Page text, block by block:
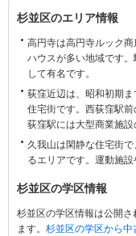
杉
並
区
に
す
報
杉並区のエリア情報
高円寺は高円寺ルック
ハウスが多い地域です
して有名です。
荻窪近辺は、昭和初期
住宅街です。西荻窪駅前
荻窪駅には大型商業施設
久我山は閑静な住宅街
るエリアです。運動施設
杉並区の学区情報
杉並区の学区情報は公開
ます。 杉並区の学区から